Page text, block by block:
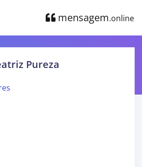
mensagem.online
Pureza